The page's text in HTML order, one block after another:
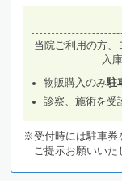
当院ご利用の方、
入
物販購入のみ駐
診察、施術を受
※受付時には駐車券
ご提示お願いいた